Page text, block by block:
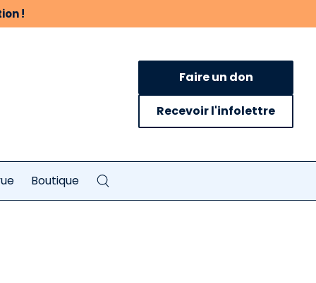
!
Faire un don
Recevoir l'infolettre
Boutique